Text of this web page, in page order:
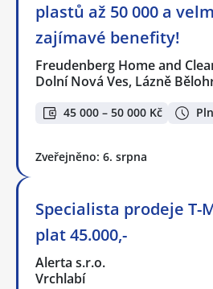
plastů až 50 000 a
zajímavé benefity!
Freudenberg Home and
Dolní Nová Ves, Lázně
45 000 – 50 000 Kč
Zveřejněno: 6. srpna
Specialista prodeje T-
plat 45.000,-
Alerta s.r.o.
Vrchlabí